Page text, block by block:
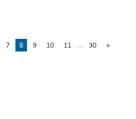
7 8 9 10 11 ... 30 »